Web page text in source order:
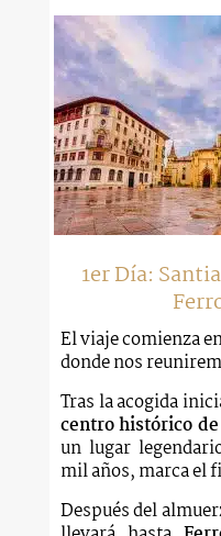
1er Día:
El viaje comienza
donde nos
Tras la acogida
centro histórico
un lugar
mil años, marca el
Después del